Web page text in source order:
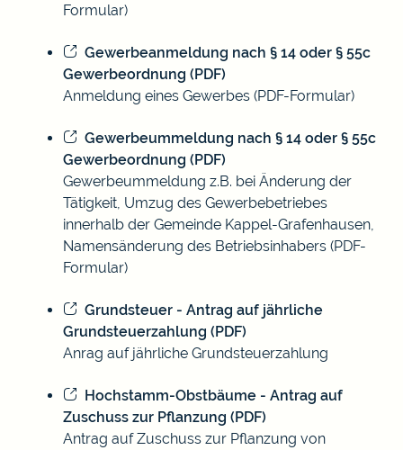
Formular)
Gewerbeanmeldung nach § 14 oder § 55c
Gewerbeordnung (PDF)
Anmeldung eines Gewerbes (PDF-Formular)
Gewerbeummeldung nach § 14 oder § 55c
Gewerbeordnung (PDF)
Gewerbeummeldung z.B. bei Änderung der
Tätigkeit, Umzug des Gewerbebetriebes
innerhalb der Gemeinde Kappel-Grafenhausen,
Namensänderung des Betriebsinhabers (PDF-
Formular)
Grundsteuer - Antrag auf jährliche
Grundsteuerzahlung (PDF)
Anrag auf jährliche Grundsteuerzahlung
Hochstamm-Obstbäume - Antrag auf
Zuschuss zur Pflanzung (PDF)
Antrag auf Zuschuss zur Pflanzung von